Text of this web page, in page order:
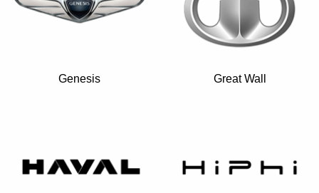
Genesis Great Wall